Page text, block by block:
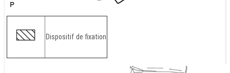
Dispositif de fixation